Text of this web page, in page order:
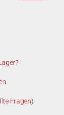
Fragen)